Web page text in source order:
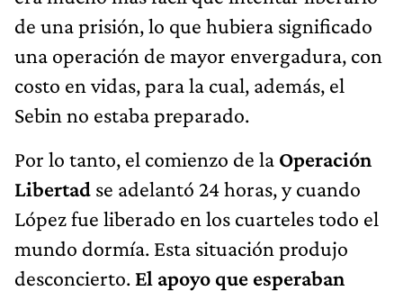
de una prisión, lo que hubiera significado
una operación de mayor envergadura, con
costo en vidas, para la cual, además, el
Sebin no estaba preparado.
Por lo tanto, el comienzo de la Operación
Libertad se adelantó 24 horas, y cuando
López fue liberado en los cuarteles todo el
mundo dormía. Esta situación produjo
desconcierto. El apoyo que esperaban